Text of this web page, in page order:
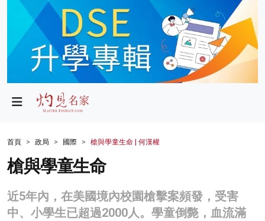
政局
財經
生活
商業
首頁 政局 國際 槍與學童生命 | 何漢權
槍與學童生命
近5年內，在美國境內校園槍擊案頻發，受害
中、小學生已超過2000人。學童倒斃，血流滿